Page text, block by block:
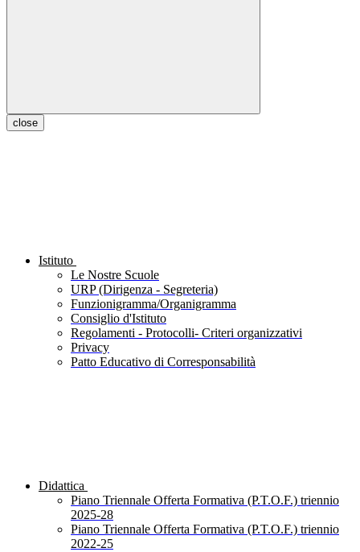
close
Istituto
Le Nostre Scuole
URP (Dirigenza - Segreteria)
Funzionigramma/Organigramma
Consiglio d'Istituto
Regolamenti - Protocolli- Criteri organizzativi
Privacy
Patto Educativo di Corresponsabilità
Didattica
Piano Triennale Offerta Formativa (P.T.O.F.) triennio
2025-28
Piano Triennale Offerta Formativa (P.T.O.F.) triennio
2022-25